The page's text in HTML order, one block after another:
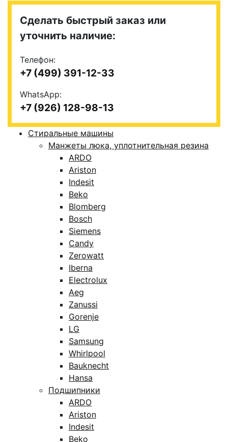
Сделать быстрый заказ или
уточнить наличие:
Телефон:
+7 (499) 391-12-33
WhatsApp:
+7 (926) 128-98-13
Стиральные машины
Манжеты люка, уплотнительная резина
ARDO
Ariston
Indesit
Beko
Blomberg
Bosch
Siemens
Candy
Zerowatt
Iberna
Electrolux
Aeg
Zanussi
Gorenje
LG
Samsung
Whirlpool
Bauknecht
Hansa
Подшипники
ARDO
Ariston
Indesit
Beko